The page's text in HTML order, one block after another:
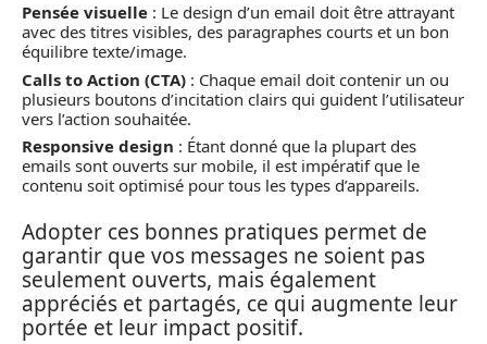
Pensée visuelle : Le design d’un email doit être attrayant
avec des titres visibles, des paragraphes courts et un bon
équilibre texte/image.
Calls to Action (CTA) : Chaque email doit contenir un ou
plusieurs boutons d’incitation clairs qui guident l’utilisateur
vers l’action souhaitée.
Responsive design : Étant donné que la plupart des
emails sont ouverts sur mobile, il est impératif que le
contenu soit optimisé pour tous les types d’appareils.
Adopter ces bonnes pratiques permet de
garantir que vos messages ne soient pas
seulement ouverts, mais également
appréciés et partagés, ce qui augmente leur
portée et leur impact positif.